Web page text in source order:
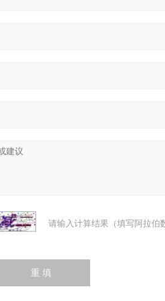
请输入计算结果（填写阿拉伯